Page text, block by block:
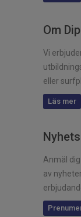
Om
Vi
eller
Läs mer
Anmäl
av